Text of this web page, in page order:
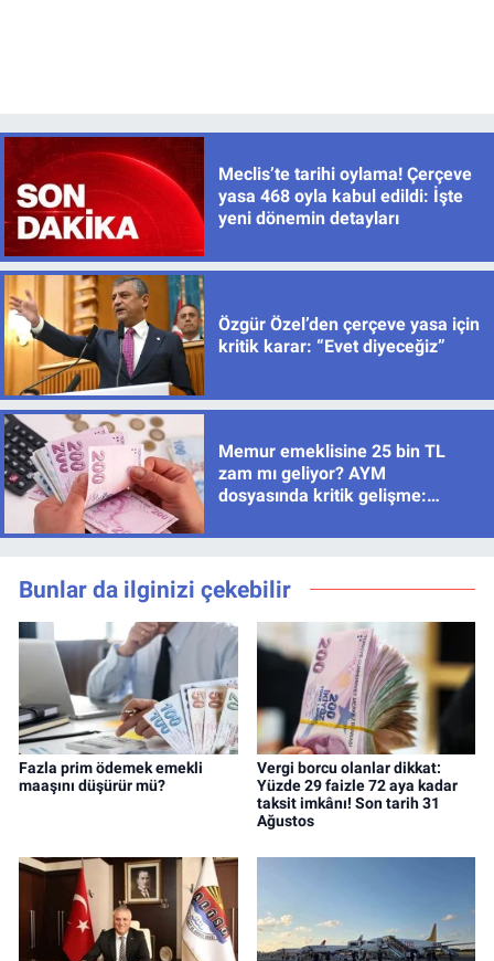
Meclis’te tarihi oylama! Çerçeve
yasa 468 oyla kabul edildi: İşte
yeni dönemin detayları
Özgür Özel’den çerçeve yasa için
kritik karar: “Evet diyeceğiz”
Memur emeklisine 25 bin TL
zam mı geliyor? AYM
dosyasında kritik gelişme:
Bunlar da ilginizi çekebilir
Fazla prim ödemek emekli
maaşını düşürür mü?
Vergi borcu olanlar dikkat:
Yüzde 29 faizle 72 aya kadar
taksit imkânı! Son tarih 31
Ağustos